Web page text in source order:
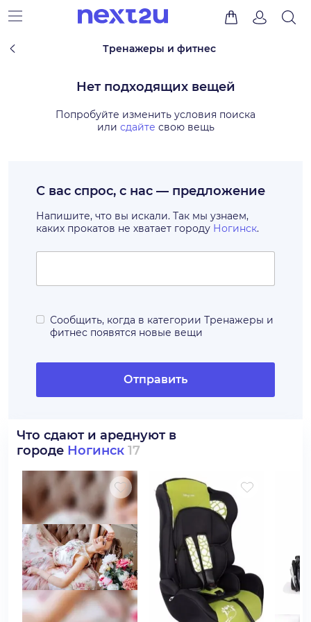
Тренажеры и фитнес
Нет подходящих вещей
Попробуйте изменить условия поиска
или сдайте свою вещь
С вас спрос, с нас — предложение
Напишите, что вы искали. Так мы узнаем,
каких прокатов не хватает городу Ногинск.
Сообщить, когда в категории Тренажеры и
фитнес появятся новые вещи
Отправить
Что сдают и ареднуют в
городе Ногинск 17